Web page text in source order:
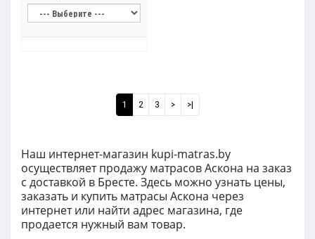
1 2 3 > >|
Наш интернет-магазин kupi-matras.by
осуществляет продажу матрасов Аскона на заказ
с доставкой в Бресте. Здесь можно узнать цены,
заказать и купить матрасы Аскона через
интернет или найти адрес магазина, где
продается нужный вам товар.